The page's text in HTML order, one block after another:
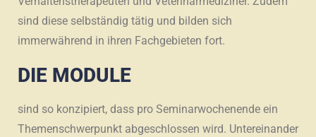
sind diese selbständig tätig und bilden sich
immerwährend in ihren Fachgebieten fort.
DIE MODULE
sind so konzipiert, dass pro Seminarwochenende ein
Themenschwerpunkt abgeschlossen wird. Untereinander